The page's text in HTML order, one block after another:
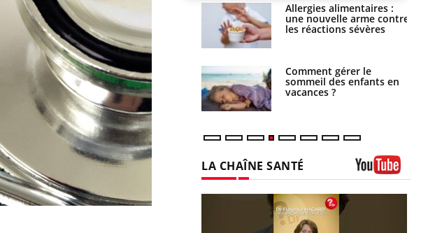
Mordue par une tique en
vacances, elle reste dans
le coma pendant 42 jours
Mordue par un
barracuda, une petite fille
secourue grâce à un
réflexe essentiel
Allergies alimentaires :
une nouvelle arme contre
les réactions sévères
Comment gérer le
sommeil des enfants en
vacances ?
LA CHAÎNE SANTÉ